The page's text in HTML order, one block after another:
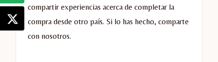
compartir experiencias acerca de completar la
compra desde otro país. Si lo has hecho, comparte
con nosotros.